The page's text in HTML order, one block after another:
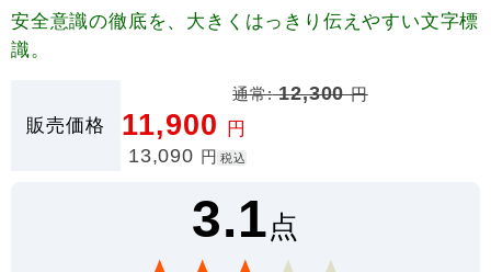
安全意識の徹底を、大きくはっきり伝えやすい文字標
識。
販売価格
通常:12,300円
11,900 円
13,090 円 税込
3.1点